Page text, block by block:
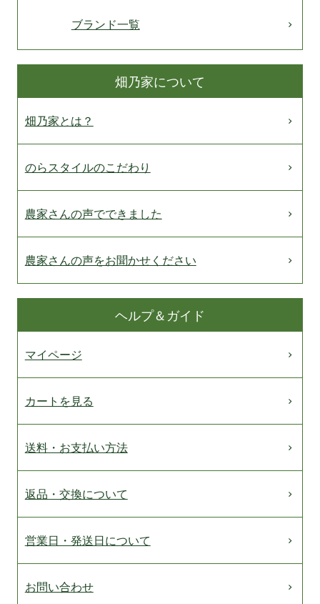
ブランド一覧
畑乃家について
畑乃家とは？
のらスタイルのこだわり
農家さんの声でできました
農家さんの声をお聞かせください
ヘルプ＆ガイド
マイページ
カートを見る
送料・お支払い方法
返品・交換について
営業日・発送日について
お問い合わせ